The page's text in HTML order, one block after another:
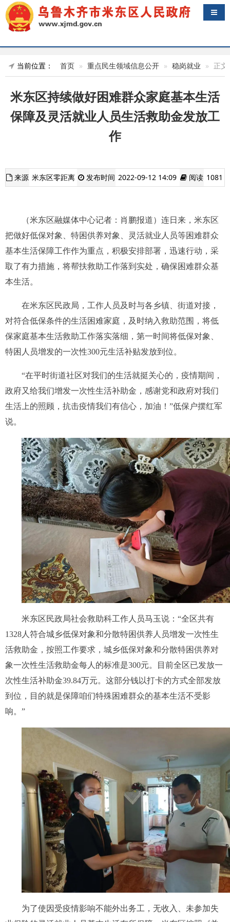
导航
当前位置： 首页 重点民生领域信息公开 稳岗就业 正文
米东区持续做好困难群众家庭基本生活
保障及灵活就业人员生活救助金发放工
作
来源 米东区零距离 发布时间 2022-09-12 14:09 阅读 1081
（米东区融媒体中心记者：肖鹏报道）连日来，米东区
把做好低保对象、特困供养对象、灵活就业人员等困难群众
基本生活保障工作作为重点，积极安排部署，迅速行动，采
取了有力措施，将帮扶救助工作落到实处，确保困难群众基
本生活。
在米东区民政局，工作人员及时与各乡镇、街道对接，
对符合低保条件的生活困难家庭，及时纳入救助范围，将低
保家庭基本生活救助工作落实落细，第一时间将低保对象、
特困人员增发的一次性300元生活补贴发放到位。
“在平时街道社区对我们的生活就挺关心的，疫情期间，
政府又给我们增发一次性生活补助金，感谢党和政府对我们
生活上的照顾，抗击疫情我们有信心，加油！”低保户摆红军
说。
米东区民政局社会救助科工作人员马玉说：“全区共有
1328人符合城乡低保对象和分散特困供养人员增发一次性生
活救助金，按照工作要求，城乡低保对象和分散特困供养对
象一次性生活救助金每人的标准是300元。目前全区已发放一
次性生活补助金39.84万元。这部分钱以打卡的方式全部发放
到位，目的就是保障咱们特殊困难群众的基本生活不受影
响。”
为了使因受疫情影响不能外出务工，无收入、未参加失